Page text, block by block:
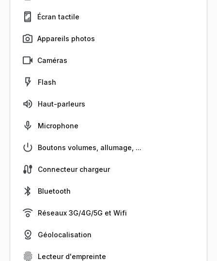
Écran tactile
Appareils photos
Caméras
Flash
Haut-parleurs
Microphone
Boutons volumes, allumage, ...
Connecteur chargeur
Bluetooth
Réseaux 3G/4G/5G et Wifi
Géolocalisation
Lecteur d'empreinte